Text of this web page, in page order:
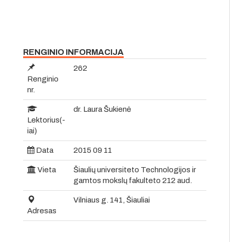
RENGINIO INFORMACIJA
Renginio
nr.
262
Lektorius(-
iai)
dr. Laura Šukienė
Data 2015 09 11
Vieta
Šiaulių universiteto Technologijos ir
gamtos mokslų fakulteto 212 aud.
Adresas
Vilniaus g. 141, Šiauliai